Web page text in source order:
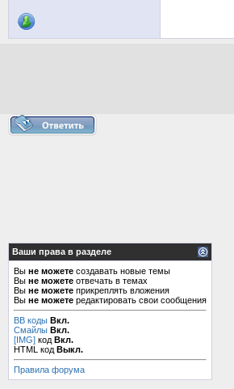
Ваши права в разделе
Вы не можете создавать новые темы
Вы не можете отвечать в темах
Вы не можете прикреплять вложения
Вы не можете редактировать свои сообщения
BB коды Вкл.
Смайлы Вкл.
[IMG] код Вкл.
HTML код Выкл.
Правила форума